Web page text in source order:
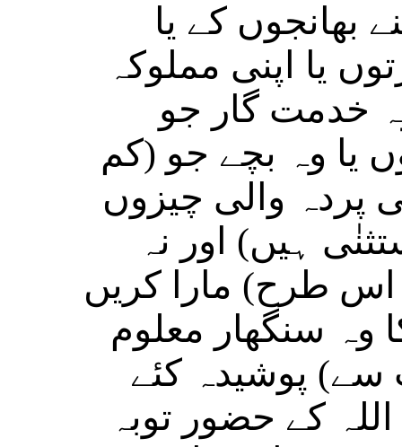
بھانجوں کے یا
یا اپنی مملوکہ
خدمت گار جو
وہ بچے جو (کم
پردہ والی چیزوں
ہیں) اور نہ
اس طرح) مارا کریں
وہ سنگھار معلوم
پوشیدہ کئے
کے حضور توبہ